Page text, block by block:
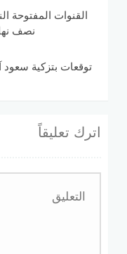
القنوات المفتوحة
نصف
اترك تعليقاً